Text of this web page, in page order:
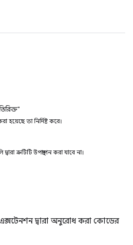
হয়েছে তা নির্দিষ্ট করে।
ত্রুটিটি উপস্থাপন করা যাবে না।
দ্বারা অনুরোধ করা কোডের